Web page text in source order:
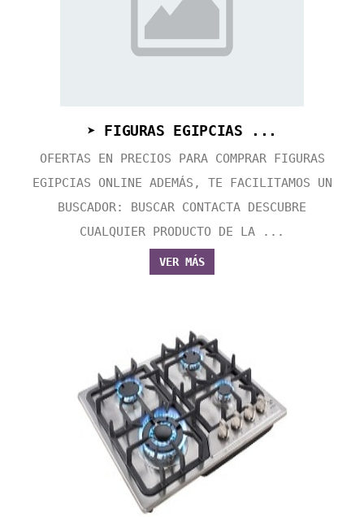
➤ FIGURAS EGIPCIAS ...
OFERTAS EN PRECIOS PARA COMPRAR FIGURAS
EGIPCIAS ONLINE ADEMÁS, TE FACILITAMOS UN
BUSCADOR: BUSCAR CONTACTA DESCUBRE
CUALQUIER PRODUCTO DE LA ...
VER MÁS